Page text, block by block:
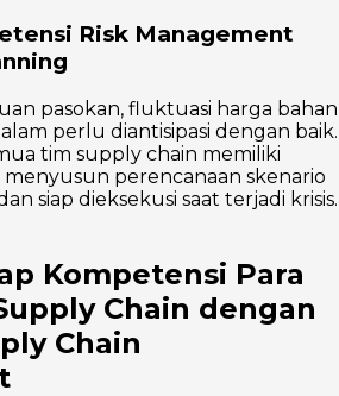
Risk Management
pasokan, fluktuasi harga bahan
perlu diantisipasi dengan baik.
tim supply chain memiliki
perencanaan skenario
siap dieksekusi saat terjadi krisis.
Kompetensi Para
Chain dengan
Chain